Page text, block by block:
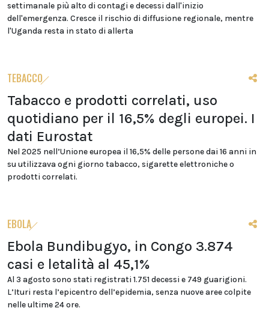
settimanale più alto di contagi e decessi dall'inizio
dell'emergenza. Cresce il rischio di diffusione regionale, mentre
l'Uganda resta in stato di allerta
TEBACCO
Tabacco e prodotti correlati, uso
quotidiano per il 16,5% degli europei. I
dati Eurostat
Nel 2025 nell’Unione europea il 16,5% delle persone dai 16 anni in
su utilizzava ogni giorno tabacco, sigarette elettroniche o
prodotti correlati.
EBOLA
Ebola Bundibugyo, in Congo 3.874
casi e letalità al 45,1%
Al 3 agosto sono stati registrati 1.751 decessi e 749 guarigioni.
L’Ituri resta l’epicentro dell’epidemia, senza nuove aree colpite
nelle ultime 24 ore.